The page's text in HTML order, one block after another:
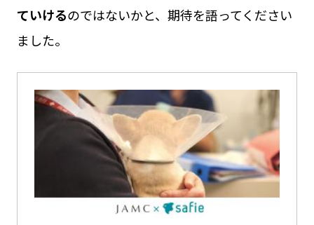
ていけるのではないかと、期待を語ってください
ました。